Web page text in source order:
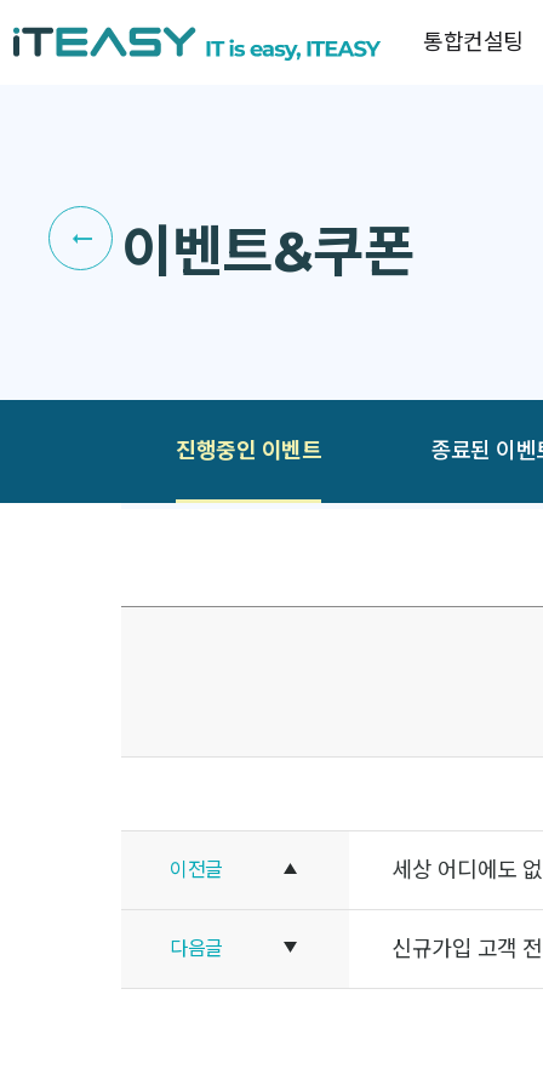
통합컨설팅
이벤트&쿠폰
진행중인 이벤트 종료된 이벤
이전글 세상 어디에도
다음글 신규가입 고객